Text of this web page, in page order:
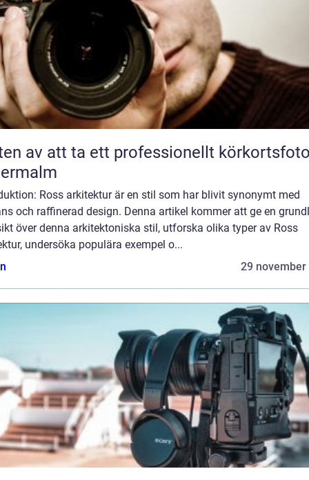
av att ta ett professionellt
Ross arkitektur är en stil som har blivit synonymt med
och raffinerad design. Denna artikel kommer att ge en
över denna arkitektoniska stil, utforska olika typer av Ross
undersöka populära exempel o...
29 november